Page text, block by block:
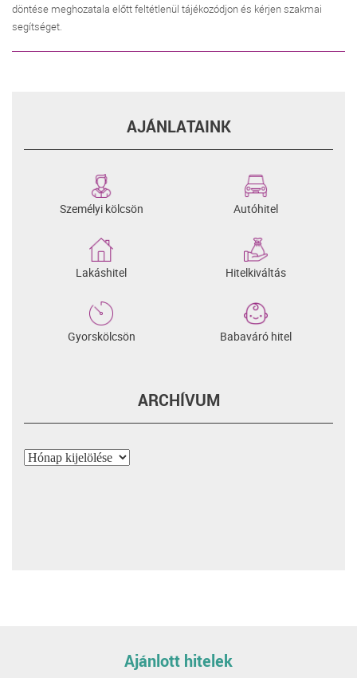
döntése meghozatala előtt feltétlenül tájékozódjon és kérjen szakmai
segítséget.
AJÁNLATAINK
Személyi kölcsön Autóhitel
Lakáshitel Hitelkiváltás
Gyorskölcsön Babaváró hitel
ARCHÍVUM
Archívum
Ajánlott hitelek